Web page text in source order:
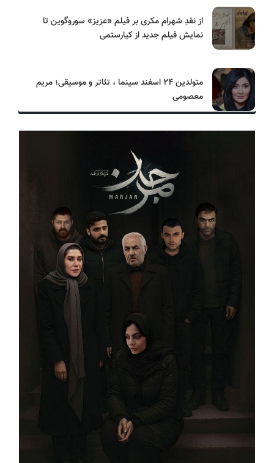
از نقدِ شهرام مکری بر فیلم «عزیز» سوروگوین تا
نمایش فیلم جدید از کیارستمی
متولدین ۲۴ اسفند سینما ، تئاتر و موسیقی؛ مریم
معصومی